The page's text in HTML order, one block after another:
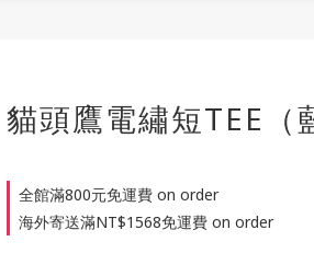
貓頭鷹電繡短TEE（
全館滿800元免運費 on order
海外寄送滿NT$1568免運費 on order